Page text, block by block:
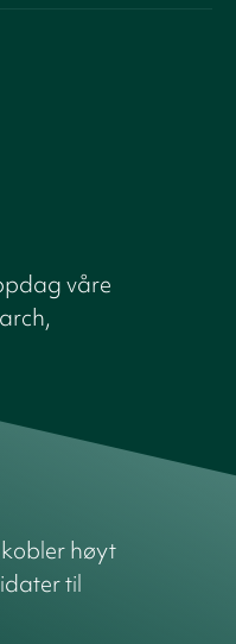
våre
høyt
til